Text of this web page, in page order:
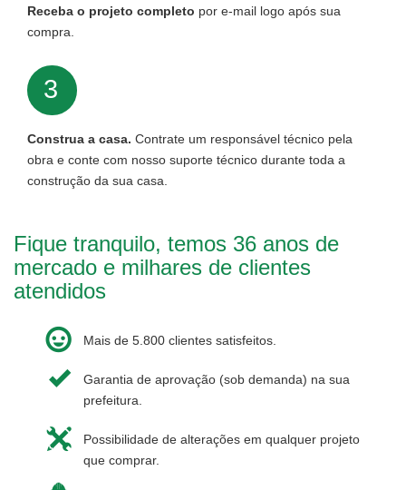
Receba o projeto completo por e-mail logo após sua
compra.
3
Construa a casa. Contrate um responsável técnico pela
obra e conte com nosso suporte técnico durante toda a
construção da sua casa.
Fique tranquilo, temos 36 anos de
mercado e milhares de clientes
atendidos
Mais de 5.800 clientes satisfeitos.
Garantia de aprovação (sob demanda) na sua
prefeitura.
Possibilidade de alterações em qualquer projeto
que comprar.